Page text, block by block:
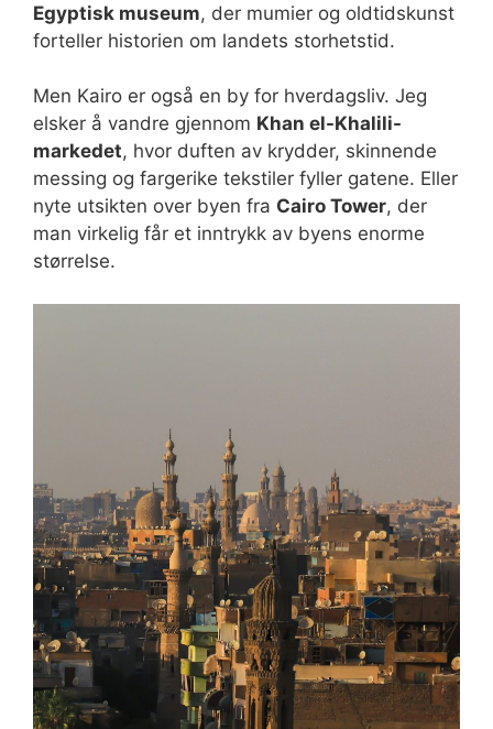
Egyptisk museum, der mumier og oldtidskunst
forteller historien om landets storhetstid.
Men Kairo er også en by for hverdagsliv. Jeg
elsker å vandre gjennom Khan el-Khalili-
markedet, hvor duften av krydder, skinnende
messing og fargerike tekstiler fyller gatene. Eller
nyte utsikten over byen fra Cairo Tower, der
man virkelig får et inntrykk av byens enorme
størrelse.